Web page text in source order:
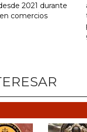
2021 durante
comercios